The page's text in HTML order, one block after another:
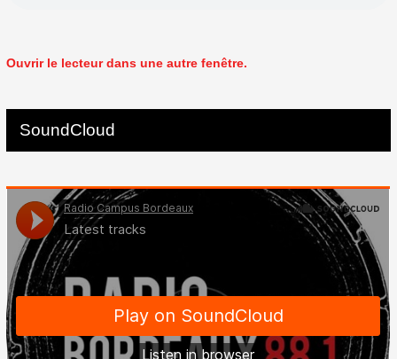
Ouvrir le lecteur dans une autre fenêtre.
SoundCloud